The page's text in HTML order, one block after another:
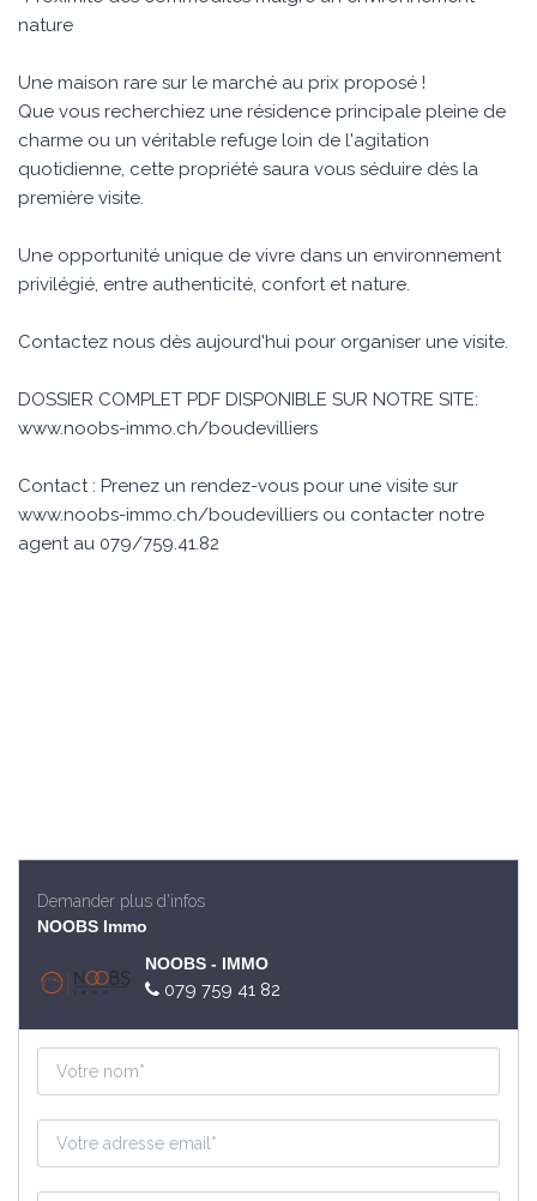
nature
Une maison rare sur le marché au prix proposé !
Que vous recherchiez une résidence principale pleine de
charme ou un véritable refuge loin de l'agitation
quotidienne, cette propriété saura vous séduire dès la
première visite.
Une opportunité unique de vivre dans un environnement
privilégié, entre authenticité, confort et nature.
Contactez nous dès aujourd'hui pour organiser une visite.
DOSSIER COMPLET PDF DISPONIBLE SUR NOTRE SITE:
www.noobs-immo.ch/boudevilliers
Contact : Prenez un rendez-vous pour une visite sur
www.noobs-immo.ch/boudevilliers ou contacter notre
agent au 079/759.41.82
Demander plus d'infos
NOOBS Immo
NOOBS - IMMO
079 759 41 82